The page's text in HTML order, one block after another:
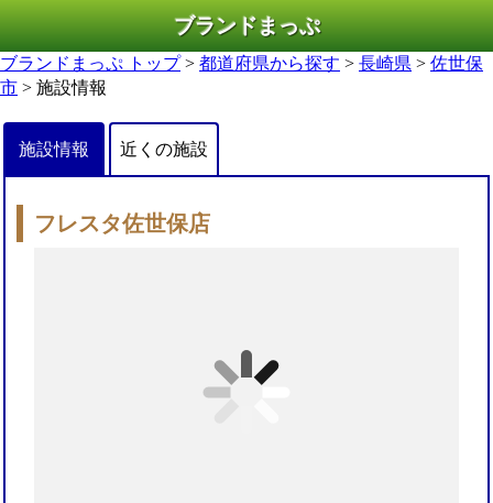
ブランドまっぷ
ブランドまっぷ トップ> 都道府県から探す > 長崎県 > 佐世保
市 > 施設情報
施設情報 近くの施設
フレスタ佐世保店